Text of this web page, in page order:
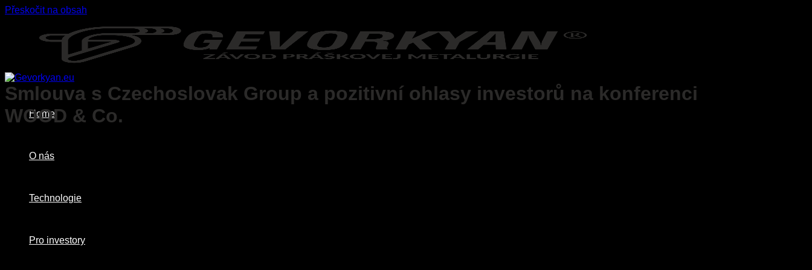
Přeskočit na obsah
Home
O nás
Technologie
Pro investory
Smlouva s Czechoslovak Group a pozitivní ohlasy investorů na konferenci
WOOD & Co.